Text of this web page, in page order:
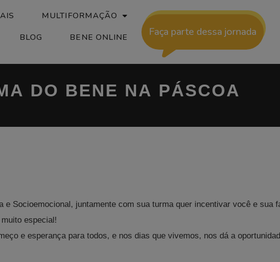
MULTIFORMAÇÃO
BLOG
BENE ONLINE Faça parte dessa jornada
DO BENE NA PÁSCOA
e Socioemocional, juntamente com sua turma quer incentivar você e sua
especial!
e esperança para todos, e nos dias que vivemos, nos dá a